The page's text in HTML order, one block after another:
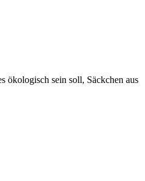
ökologisch sein soll, Säckchen aus